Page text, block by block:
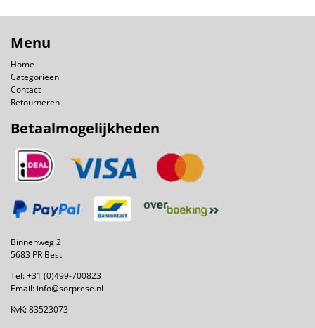
Menu
Home
Categorieën
Contact
Retourneren
Betaalmogelijkheden
Binnenweg 2
5683 PR Best
Tel:+31 (0)499-700823
Email: info@sorprese.nl
KvK: 83523073